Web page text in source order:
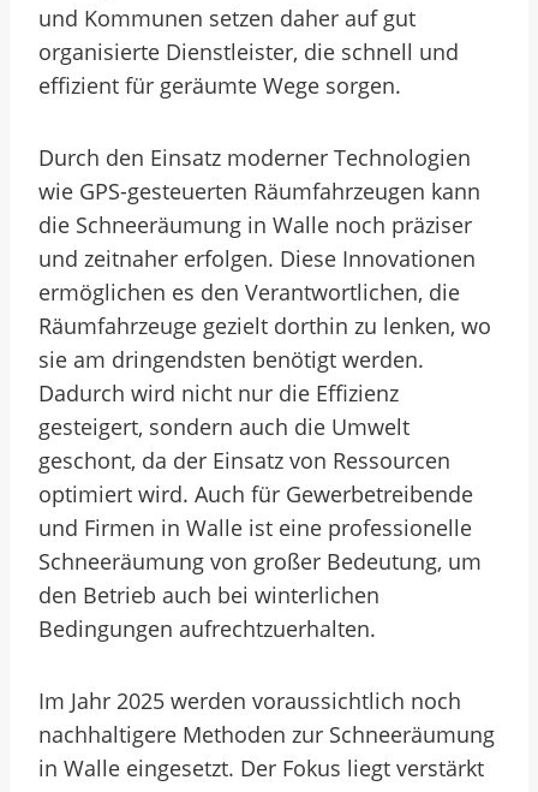
und Kommunen setzen daher auf gut
organisierte Dienstleister, die schnell und
effizient für geräumte Wege sorgen.
Durch den Einsatz moderner Technologien
wie GPS-gesteuerten Räumfahrzeugen kann
die Schneeräumung in Walle noch präziser
und zeitnaher erfolgen. Diese Innovationen
ermöglichen es den Verantwortlichen, die
Räumfahrzeuge gezielt dorthin zu lenken, wo
sie am dringendsten benötigt werden.
Dadurch wird nicht nur die Effizienz
gesteigert, sondern auch die Umwelt
geschont, da der Einsatz von Ressourcen
optimiert wird. Auch für Gewerbetreibende
und Firmen in Walle ist eine professionelle
Schneeräumung von großer Bedeutung, um
den Betrieb auch bei winterlichen
Bedingungen aufrechtzuerhalten.
Im Jahr 2025 werden voraussichtlich noch
nachhaltigere Methoden zur Schneeräumung
in Walle eingesetzt. Der Fokus liegt verstärkt